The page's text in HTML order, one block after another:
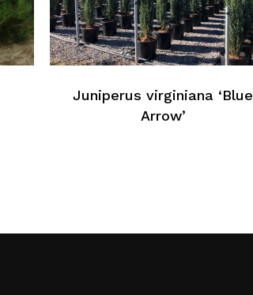
Juniperus virginiana ‘Blue
Arrow’